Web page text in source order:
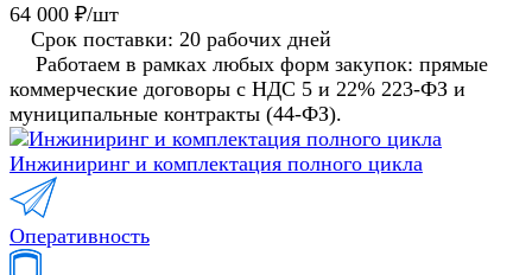
64 000 ₽/шт
Срок поставки: 20 рабочих дней
Работаем в рамках любых форм закупок: прямые
коммерческие договоры с НДС 5 и 22% 223-ФЗ и
муниципальные контракты (44-ФЗ).
Инжиниринг и комплектация полного цикла
Оперативность